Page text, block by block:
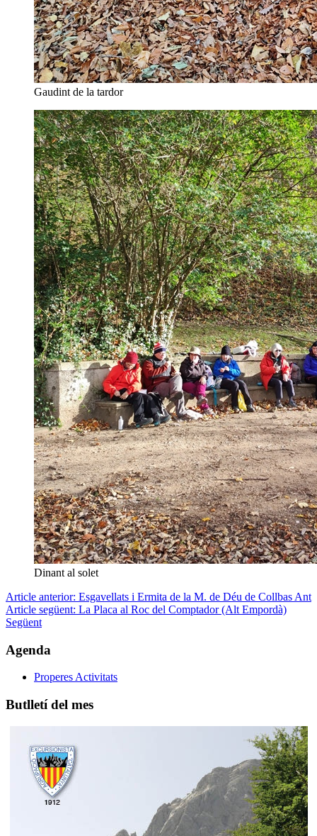
Gaudint de la tardor
Dinant al solet
Article anterior: Esgavellats i Ermita de la M. de Déu de Collbas Ant
Article següent: La Placa al Roc del Comptador (Alt Empordà)
Següent
Agenda
Properes Activitats
Butlletí del mes